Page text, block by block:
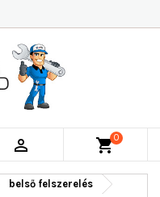
 shopping_cart0
belső felszerelés